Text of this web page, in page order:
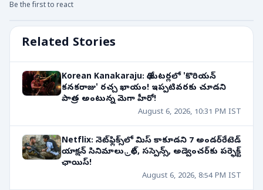
Related Stories
Korean Kanakaraju: థియేటర్లలో 'కొరియన్
కనకరాజు' రచ్చ ఖాయం! ఇప్పటివరకు చూడని
పాత్ర అంటున్న మెగా హీరో!
August 6, 2026, 10:31 PM IST
Netflix: నెట్‌ఫ్లిక్స్‌లో మిస్ కాకూడని 7 అండర్‌రేటెడ్
యాక్షన్ సినిమాలు.. థ్రిల్, సస్పెన్స్, అడ్వెంచర్‌కు పర్ఫెక్ట్
ఛాయిస్!
August 6, 2026, 8:54 PM IST
Be the first to react